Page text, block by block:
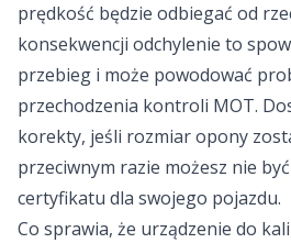
prędkość będzie odbiegać od
konsekwencji odchylenie to
przebieg i może powodować
przechodzenia kontroli MOT.
korekty, jeśli rozmiar opony
przeciwnym razie możesz nie
certyfikatu dla swojego pojazdu.
Co sprawia, że urządzenie do